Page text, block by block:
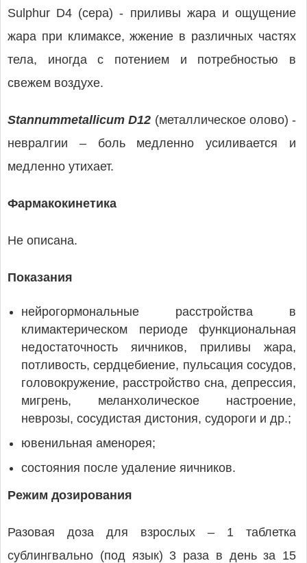
Sulphur D4 (сера) - приливы жара и ощущение
жара при климаксе, жжение в различных частях
тела, иногда с потением и потребностью в
свежем воздухе.
Stannummetallicum D12 (металлическое олово) -
невралгии – боль медленно усиливается и
медленно утихает.
Фармакокинетика
Не описана.
Показания
нейрогормональные расстройства в
климактерическом периоде функциональная
недостаточность яичников, приливы жара,
потливость, сердцебиение, пульсация сосудов,
головокружение, расстройство сна, депрессия,
мигрень, меланхолическое настроение,
неврозы, сосудистая дистония, судороги и др.;
ювенильная аменорея;
состояния после удаление яичников.
Режим дозирования
Разовая доза для взрослых – 1 таблетка
сублингвально (под язык) 3 раза в день за 15